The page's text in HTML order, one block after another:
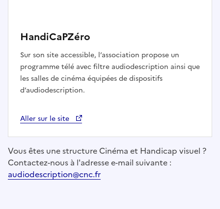
HandiCaPZéro
Sur son site accessible, l’association propose un
programme télé avec filtre audiodescription ainsi que
les salles de cinéma équipées de dispositifs
d’audiodescription.
Aller sur le site
Vous êtes une structure Cinéma et Handicap visuel ?
Contactez-nous à l'adresse e-mail suivante :
audiodescription@cnc.fr